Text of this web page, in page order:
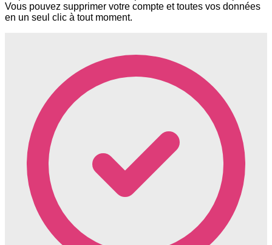
Vous pouvez supprimer votre compte et toutes vos données
en un seul clic à tout moment.